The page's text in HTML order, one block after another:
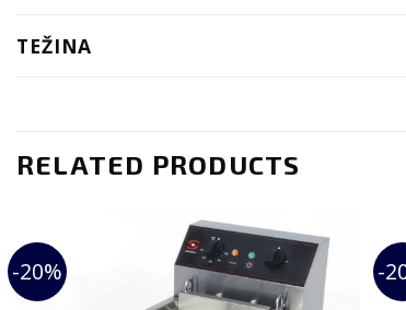
TEŽINA
RELATED PRODUCTS
-20% -